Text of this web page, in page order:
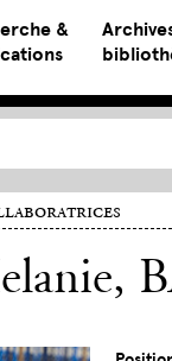
&
,